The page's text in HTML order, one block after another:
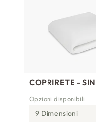
COPRIRETE -
Opzioni disponibili
9 Dimensioni